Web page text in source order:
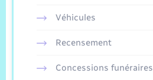
Véhicules
Recensement
Concessions funéraires